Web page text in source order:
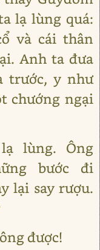
lạ lùng quá:
và cái thân
Anh ta đưa
trước, y như
chướng ngại
lùng. Ông
bước đi
lại say rượu.
được!